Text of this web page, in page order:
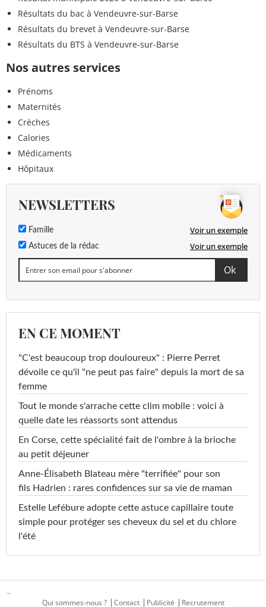
Résultats du bac à Vendeuvre-sur-Barse
Résultats du brevet à Vendeuvre-sur-Barse
Résultats du BTS à Vendeuvre-sur-Barse
Nos autres services
Prénoms
Maternités
Crèches
Calories
Médicaments
Hôpitaux
NEWSLETTERS
Famille Voir un exemple
Astuces de la rédac Voir un exemple
EN CE MOMENT
"C'est beaucoup trop douloureux" : Pierre Perret
dévoile ce qu'il "ne peut pas faire" depuis la mort de sa
femme
Tout le monde s'arrache cette clim mobile : voici à
quelle date les réassorts sont attendus
En Corse, cette spécialité fait de l'ombre à la brioche
au petit déjeuner
Anne-Élisabeth Blateau mère "terrifiée" pour son
fils Hadrien : rares confidences sur sa vie de maman
Estelle Lefébure adopte cette astuce capillaire toute
simple pour protéger ses cheveux du sel et du chlore
l'été
...
Qui sommes-nous ?
Contact Publicité Recrutement